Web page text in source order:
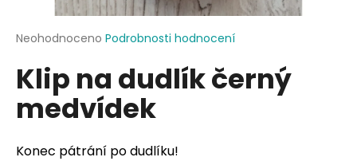
Průměrné
produktu
je
hvězdiček.
Neohodnoceno Podrobnosti hodnocení
Klip na dudlík černý
medvídek
Konec pátrání po dudlíku!
j
t
?